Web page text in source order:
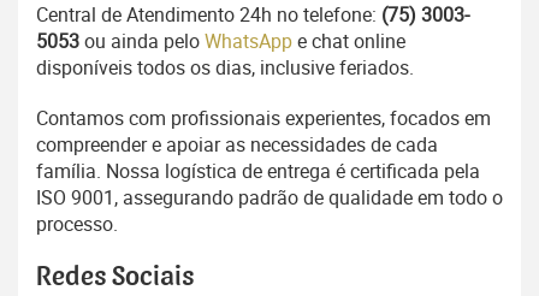
Central de Atendimento 24h no telefone: (75) 3003-
5053ou ainda peloWhatsAppe chat online
disponíveis todos os dias, inclusive feriados.
Contamos com profissionais experientes, focados em
compreender e apoiar as necessidades de cada
família. Nossa logística de entrega é certificada pela
ISO 9001, assegurando padrão de qualidade em todo o
processo.
Redes Sociais